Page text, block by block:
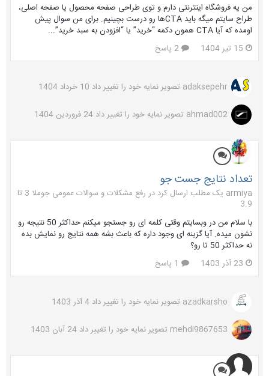
من یه فروشگاه اینترنتی دارم و توی طراحی صفحه محصول یا صفحه اصلی،
طراح سایتم میگه باید CTAها رو درست بچینیم. برای من سوال پیش
اومده که آیا CTA همون دکمه “خرید” یا “افزودن به سبد خرید”...
15 تیر 1404
adaksepehr تصویر نمایه خود را تغییر داد 10 خرداد 1404
ahmad002 تصویر نمایه خود را تغییر داد 24 فروردین 1404
تعداد نتایج جست جو
armiya یک مطلب ارسال کرد در
رفع مشکلات و سوالات عمومی جوملا 3 تا
3.9
با سلام من در وبسایتم وقتی کلمه ای رو جستجو میکنم حداکثر 50 نتیجه رو
نشون میده. آیا گزینه ای وجود داره که باعث بشه همه نتایج رو نمایش بده
نه حداکثر 50 تا رو؟
23 آذر 1403
azadkarsho تصویر نمایه خود را تغییر داد 4 آذر 1403
mehdi9867653 تصویر نمایه خود را تغییر داد 24 آبان 1403